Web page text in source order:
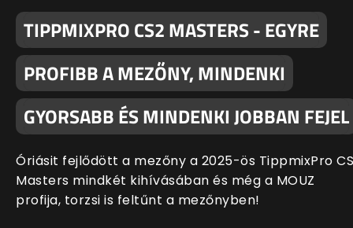
TIPPMIXPRO CS2 MASTERS - EGYRE
PROFIBB A MEZŐNY, MINDENKI
GYORSABB ÉS MINDENKI JOBBAN FEJEL
Óriásit fejlődött a mezőny a 2025-ös TippmixPro
Masters mindkét kihívásában és még a MOUZ
profija, torzsi is feltűnt a mezőnyben!